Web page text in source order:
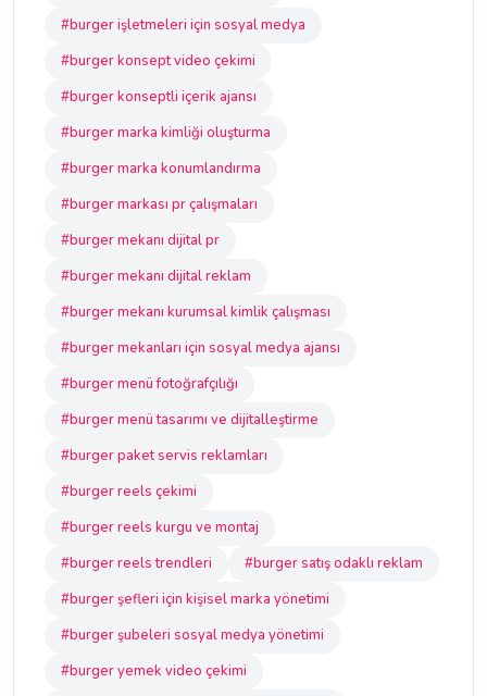
#burger işletmeleri için sosyal medya
#burger konsept video çekimi
#burger konseptli içerik ajansı
#burger marka kimliği oluşturma
#burger marka konumlandırma
#burger markası pr çalışmaları
#burger mekanı dijital pr
#burger mekanı dijital reklam
#burger mekanı kurumsal kimlik çalışması
#burger mekanları için sosyal medya ajansı
#burger menü fotoğrafçılığı
#burger menü tasarımı ve dijitalleştirme
#burger paket servis reklamları
#burger reels çekimi
#burger reels kurgu ve montaj
#burger reels trendleri
#burger satış odaklı reklam
#burger şefleri için kişisel marka yönetimi
#burger şubeleri sosyal medya yönetimi
#burger yemek video çekimi